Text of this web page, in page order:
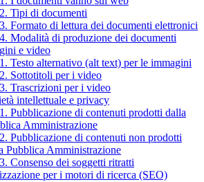
Tipi di documenti
Formato di lettura dei documenti elettronici
Modalità di produzione dei documenti
e video
Testo alternativo (alt text) per le immagini
Sottotitoli per i video
Trascrizioni per i video
intellettuale e privacy
Pubblicazione di contenuti prodotti dalla
Amministrazione
Pubblicazione di contenuti non prodotti
Pubblica Amministrazione
Consenso dei soggetti ritratti
per i motori di ricerca (SEO)